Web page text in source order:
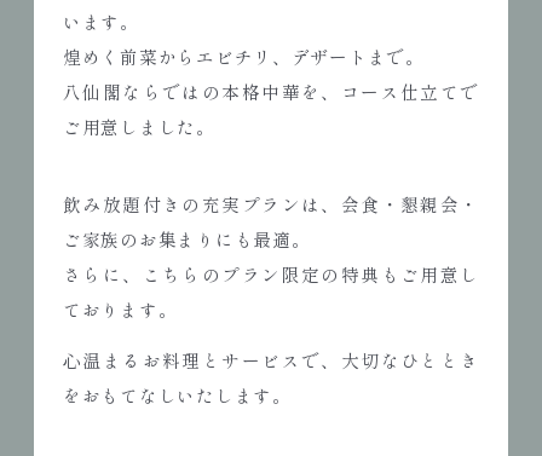
います。
煌めく前菜からエビチリ、デザートまで。
八仙閣ならではの本格中華を、コース仕立てで
ご用意しました。
飲み放題付きの充実プランは、会食・懇親会・
ご家族のお集まりにも最適。
さらに、こちらのプラン限定の特典もご用意し
ております。
心温まるお料理とサービスで、大切なひととき
をおもてなしいたします。